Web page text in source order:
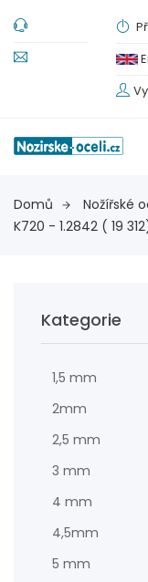
Domů Nožířské
K720 - 1.2842 ( 19
Kategorie
1,5 mm
2mm
2,5 mm
3 mm
4 mm
4,5mm
5 mm